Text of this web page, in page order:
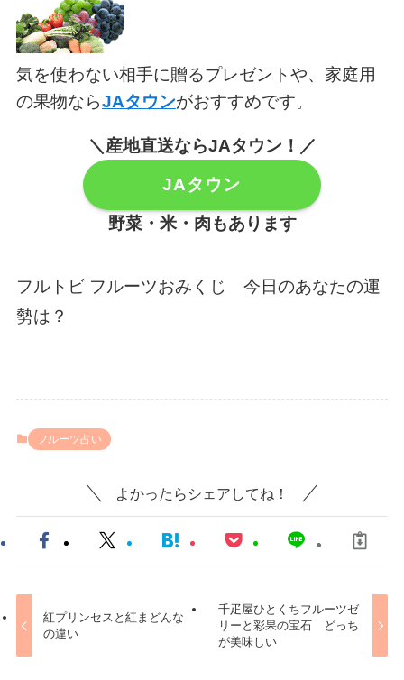
気を使わない相手に贈るプレゼントや、家庭用
の果物ならJAタウンがおすすめです。
＼産地直送ならJAタウン！／
JAタウン
野菜・米・肉もあります
フルトビ フルーツおみくじ 今日のあなたの運
勢は？
フルーツ占い
よかったらシェアしてね！
紅プリンセスと紅まどんな
の違い
千疋屋ひとくちフルーツゼ
リーと彩果の宝石 どっち
が美味しい